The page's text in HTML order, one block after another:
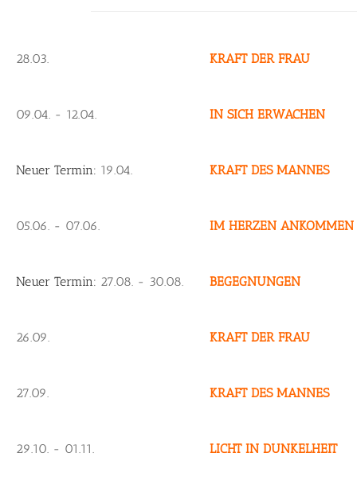
28.03.
09.04. - 12.04.
Neuer Termin: 19.04.
05.06. - 07.06.
Neuer Termin: 27.08. - 30.08.
26.09.
27.09.
29.10. - 01.11.
KRAFT DER FRAU
IN SICH ERWACHEN
KRAFT DES MANNES
IM HERZEN ANKOMMEN
BEGEGNUNGEN
KRAFT DER FRAU
KRAFT DES MANNES
LICHT IN DUNKELHEIT